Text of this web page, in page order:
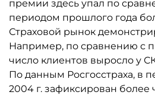
премии здесь упал по
периодом прошлого года
Страховой рынок
Например, по сравнению с
число клиентов выросло у
По данным Росгосстраха, в
2004 г. зафиксирован более